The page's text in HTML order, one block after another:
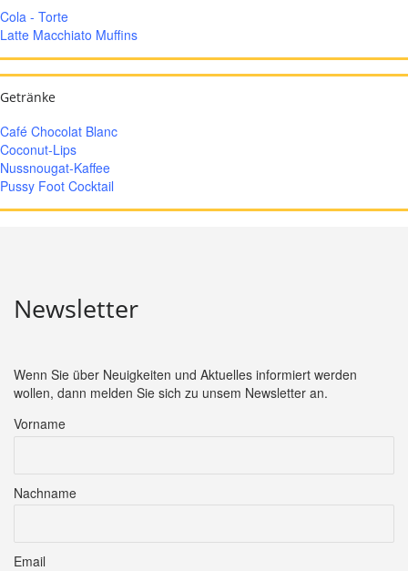
Cola - Torte
Latte Macchiato Muffins
Getränke
Café Chocolat Blanc
Coconut-Lips
Nussnougat-Kaffee
Pussy Foot Cocktail
Newsletter
Wenn Sie über Neuigkeiten und Aktuelles informiert werden
wollen, dann melden Sie sich zu unsem Newsletter an.
Vorname
Nachname
Email